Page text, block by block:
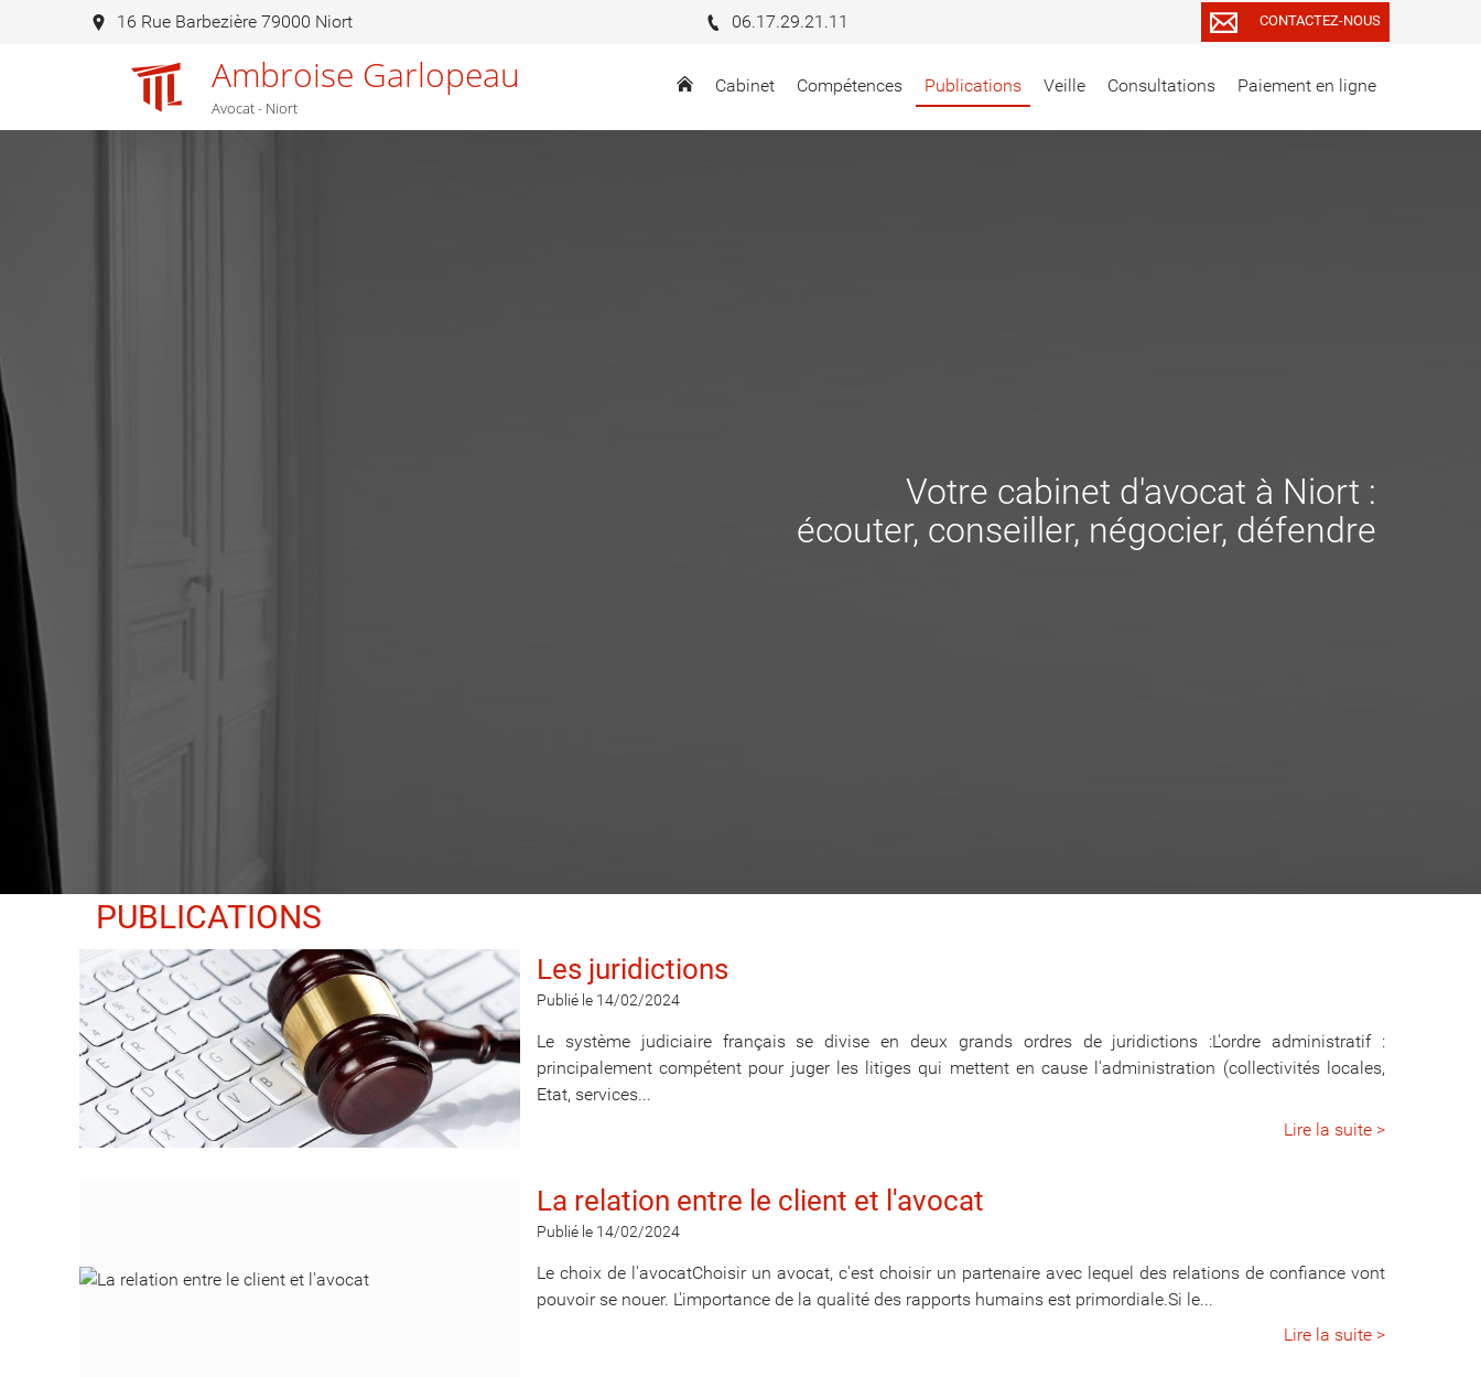
Ambroise Garlopeau
Avocat - Niort
Cabinet Compétences Publications Veille Consultations Paiement en ligne
16 Rue Barbezière 79000 Niort 06.17.29.21.11 CONTACTEZ-NOUS
Votre cabinet d'avocat à Niort :
écouter, conseiller, négocier, défendre
PUBLICATIONS
Les juridictions
Publié le 14/02/2024
Le système judiciaire français se divise en deux grands ordres de juridictions :L'ordre administratif :
principalement compétent pour juger les litiges qui mettent en cause l'administration (collectivités locales,
Etat, services...
Lire la suite >
La relation entre le client et l'avocat
Publié le 14/02/2024
Le choix de l'avocatChoisir un avocat, c'est choisir un partenaire avec lequel des relations de confiance vont
pouvoir se nouer. L'importance de la qualité des rapports humains est primordiale.Si le...
Lire la suite >